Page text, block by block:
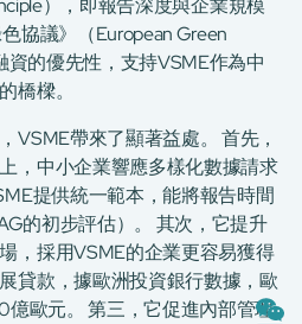
），即報告深度與企業規模
協議》（European Green
資的優先性，支持VSME作為中
橋樑。
VSME帶來了顯著益處。 首先，
，中小企業響應多樣化數據請求
提供統一範本，能將報告時間
的初步評估）。 其次，它提升
，採用VSME的企業更容易獲得
貸款，據歐洲投資銀行數據，歐
歐元。 第三，它促進內部管理